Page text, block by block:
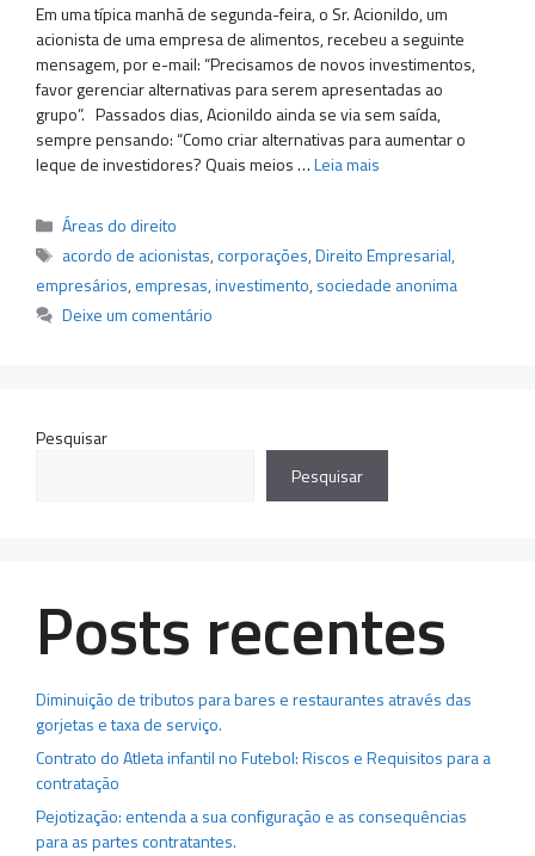
Em uma típica manhã de segunda-feira, o Sr. Acionildo, um
acionista de uma empresa de alimentos, recebeu a seguinte
mensagem, por e-mail: “Precisamos de novos investimentos,
favor gerenciar alternativas para serem apresentadas ao
grupo”. Passados dias, Acionildo ainda se via sem saída,
sempre pensando: “Como criar alternativas para aumentar o
leque de investidores? Quais meios …Leia mais
Categorias
Áreas do direito
Tags
acordo de acionistas,corporações,Direito Empresarial,
empresários, empresas,investimento, sociedade anonima
Deixe um comentário
Pesquisar
Pesquisar
Posts recentes
Diminuição de tributos para bares e restaurantes através das
gorjetas e taxa de serviço.
Contrato do Atleta infantil no Futebol: Riscos e Requisitos para a
contratação
Pejotização: entenda a sua configuração e as consequências
para as partes contratantes.